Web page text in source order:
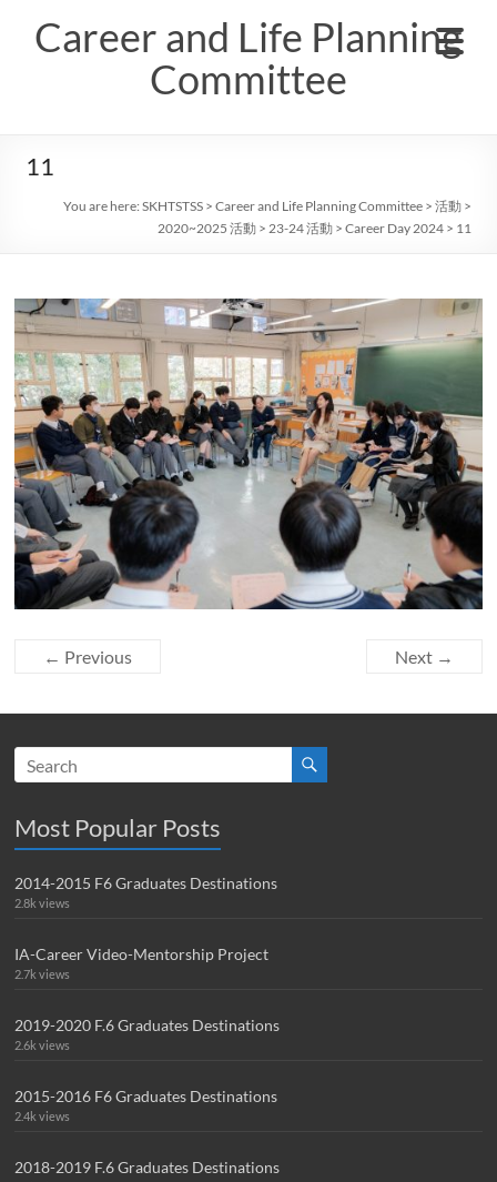
contentCareer and Life Planning
Committee
11
You are here:SKHTSTSS >Career and Life Planning Committee >活動 >
2020~2025 活動 >23-24 活動 >Career Day 2024 > 11
← Previous Next →
Most Popular Posts
2014-2015 F6 Graduates Destinations
2.8k views
IA-Career Video-Mentorship Project
2.7k views
2019-2020 F.6 Graduates Destinations
2.6k views
2015-2016 F6 Graduates Destinations
2.4k views
2018-2019 F.6 Graduates Destinations